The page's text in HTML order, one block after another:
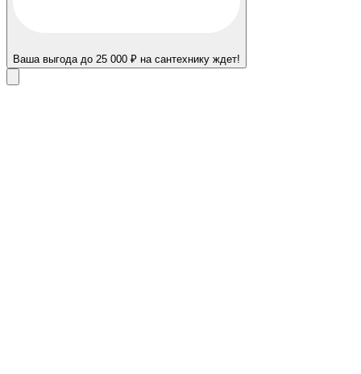
Ваша выгода до 25 000 ₽ на сантехнику ждет!